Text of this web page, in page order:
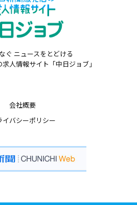
ぐ ニュースをとどける
人情報サイト「中日ジョブ」
会社概要
イバシーポリシー